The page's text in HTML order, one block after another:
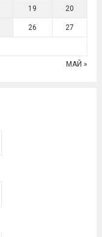
19 20
26 27
МАЙ »